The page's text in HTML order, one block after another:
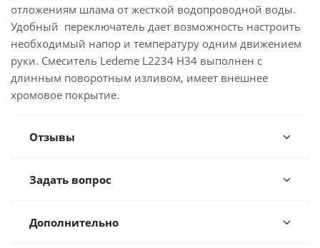
отложениям шлама от жесткой водопроводной воды.
Удобный переключатель дает возможность настроить
необходимый напор и температуру одним движением
руки. Смеситель Ledeme L2234 H34 выполнен с
длинным поворотным изливом, имеет внешнее
хромовое покрытие.
Отзывы
Задать вопрос
Дополнительно